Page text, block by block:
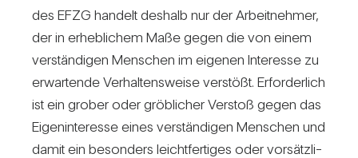
des EFZG han­delt des­halb nur der Arbeit­nehmer,
der in erheb­li­chem Maße gegen die von einem
ver­stän­digen Men­schen im eigenen Inter­esse zu
erwar­tende Ver­hal­tens­weise ver­stößt. Erfor­der­lich
ist ein grober oder gröb­li­cher Ver­stoß gegen das
Eigen­in­ter­esse eines ver­stän­digen Men­schen und
damit ein beson­ders leicht­fer­tiges oder vor­sätz­li­